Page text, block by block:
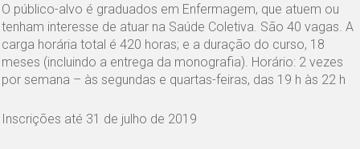
O público-alvo é graduados em Enfermagem, que atuem ou
tenham interesse de atuar na Saúde Coletiva. São 40 vagas. A
carga horária total é 420 horas; e a duração do curso, 18
meses (incluindo a entrega da monografia). Horário: 2 vezes
por semana – às segundas e quartas-feiras, das 19 h às 22 h
Inscrições até 31 de julho de 2019